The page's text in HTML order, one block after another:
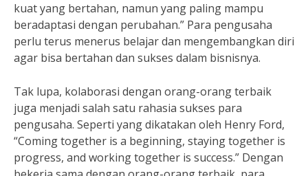
kuat yang bertahan, namun yang paling mampu
beradaptasi dengan perubahan.” Para pengusaha
perlu terus menerus belajar dan mengembangkan diri
agar bisa bertahan dan sukses dalam bisnisnya.
Tak lupa, kolaborasi dengan orang-orang terbaik
juga menjadi salah satu rahasia sukses para
pengusaha. Seperti yang dikatakan oleh Henry Ford,
“Coming together is a beginning, staying together is
progress, and working together is success.” Dengan